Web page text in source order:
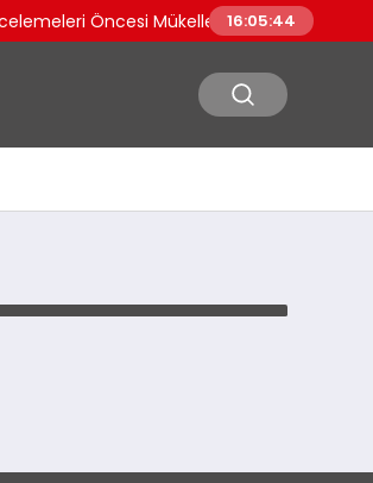
Öncesi Mükelleflere Düzeltme
16:05:44